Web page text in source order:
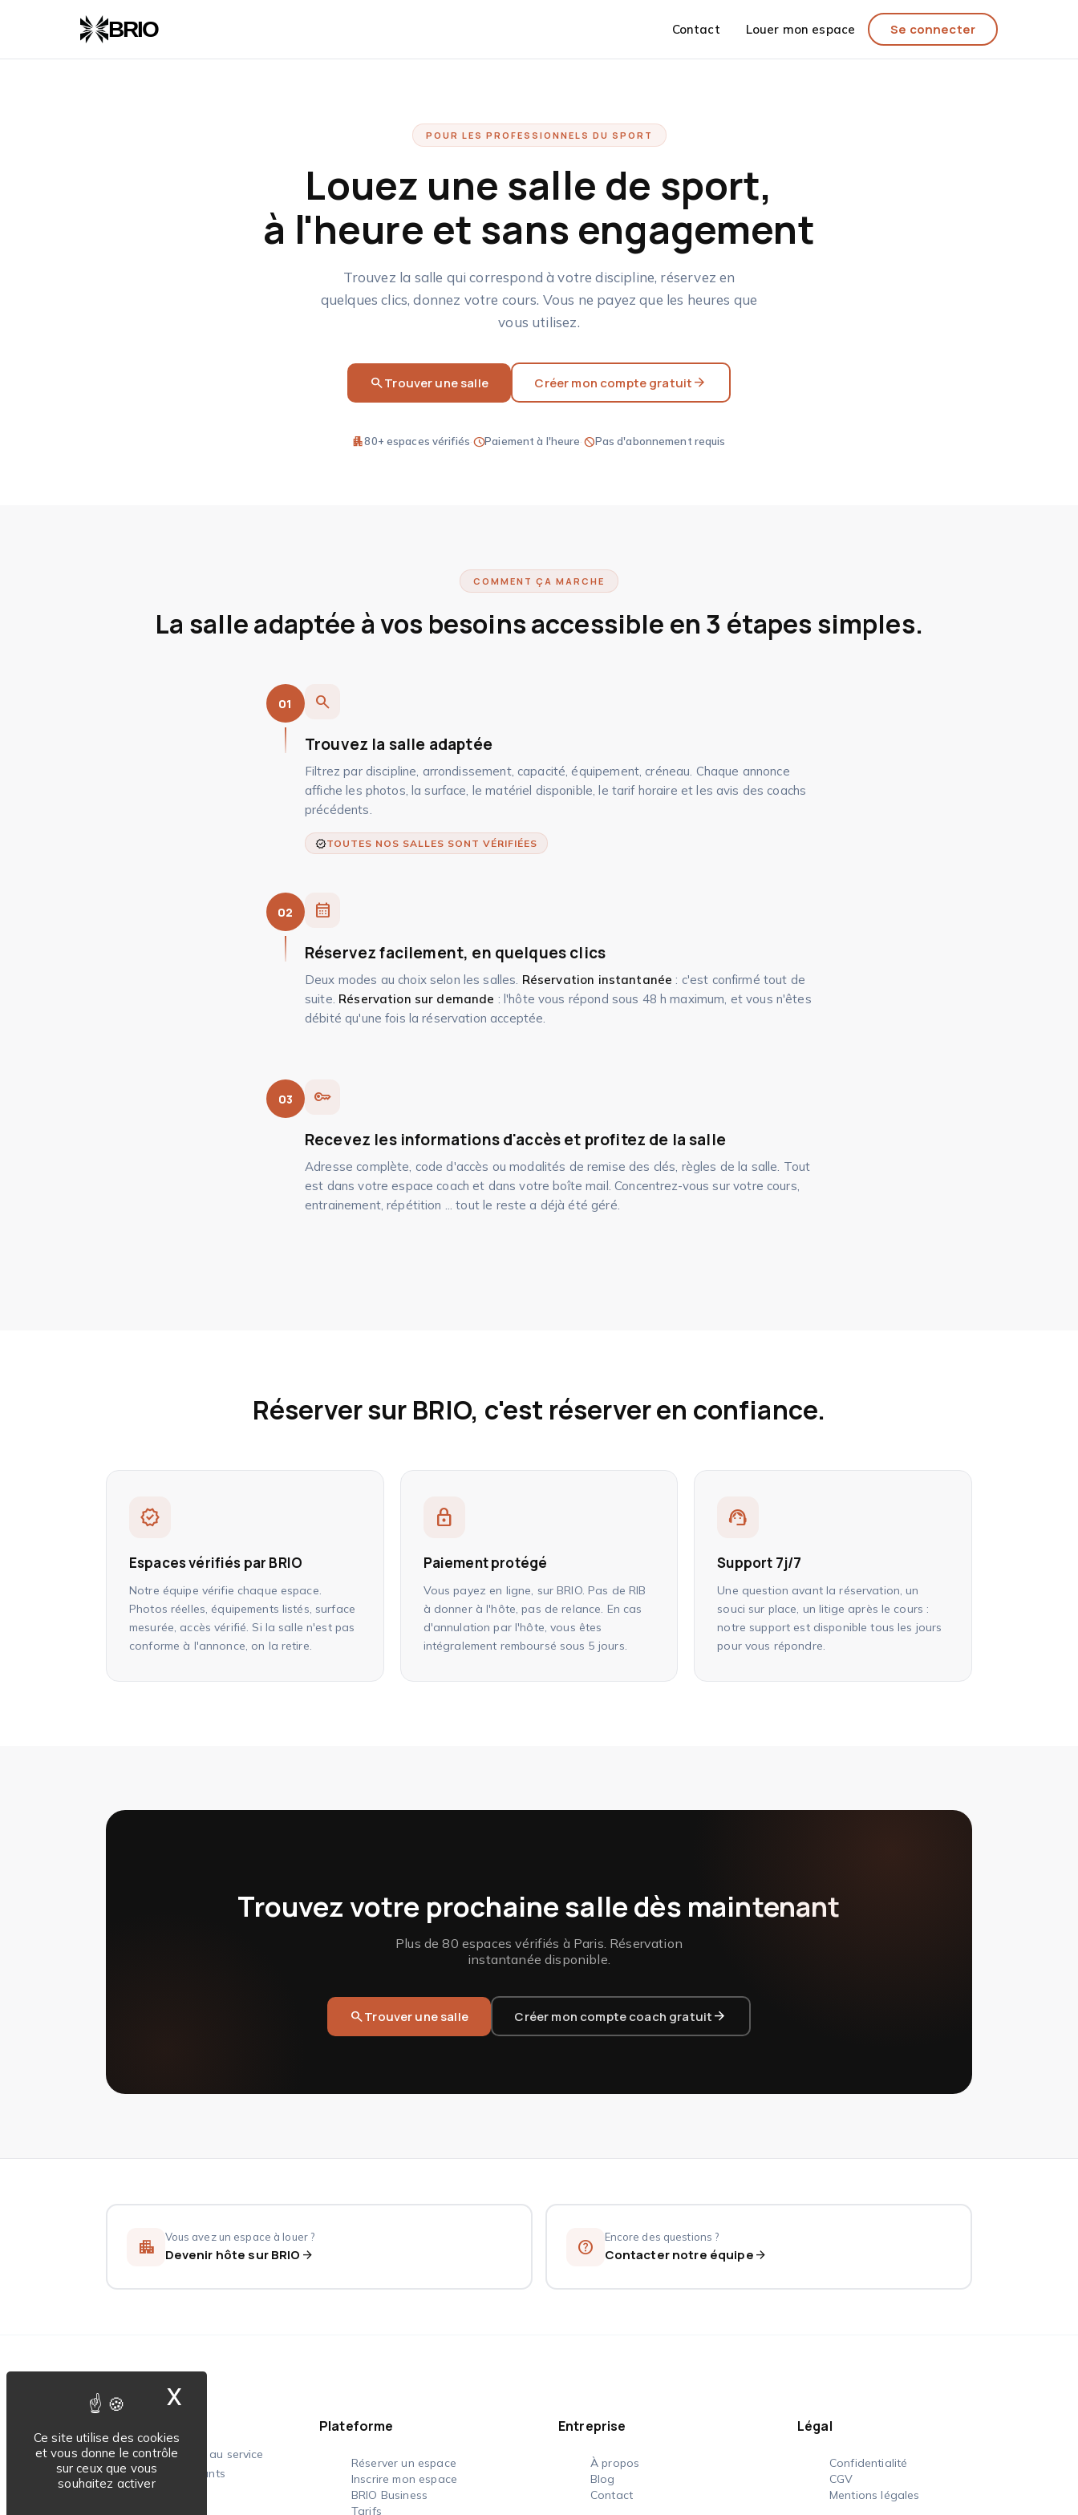
Ce site utilise des cookies
et vous donne le contrôle
sur ceux que vous
souhaitez activer
XMasquer le bandeau des cookies
BRIO Contact Louer mon espace Se connecter
POUR LES PROFESSIONNELS DU SPORT
Louez une salle de sport,
à l'heure et sans engagement
Trouvez la salle qui correspond à votre discipline, réservez en
quelques clics, donnez votre cours. Vous ne payez que les heures que
vous utilisez.
searchTrouver une salle Créer mon compte gratuitarrow_forward
apartment80+ espaces vérifiés·schedulePaiement à l'heure·blockPas d'abonnement requis
COMMENT ÇA MARCHE
La salle adaptée à vos besoins accessible en 3 étapes simples.
01 search
Trouvez la salle adaptée
Filtrez par discipline, arrondissement, capacité, équipement, créneau. Chaque annonce
affiche les photos, la surface, le matériel disponible, le tarif horaire et les avis des coachs
précédents.
verifiedTOUTES NOS SALLES SONT VÉRIFIÉES
02 calendar_month
Réservez facilement, en quelques clics
Deux modes au choix selon les salles. Réservation instantanée : c'est confirmé tout de
suite. Réservation sur demande : l'hôte vous répond sous 48 h maximum, et vous n'êtes
débité qu'une fois la réservation acceptée.
03 key
Recevez les informations d'accès et profitez de la salle
Adresse complète, code d'accès ou modalités de remise des clés, règles de la salle. Tout
est dans votre espace coach et dans votre boîte mail. Concentrez-vous sur votre cours,
entrainement, répétition ... tout le reste a déjà été géré.
Réserver sur BRIO, c'est réserver en confiance.
verified
Espaces vérifiés par BRIO
Notre équipe vérifie chaque espace.
Photos réelles, équipements listés, surface
mesurée, accès vérifié. Si la salle n'est pas
conforme à l'annonce, on la retire.
lock
Paiement protégé
Vous payez en ligne, sur BRIO. Pas de RIB
à donner à l'hôte, pas de relance. En cas
d'annulation par l'hôte, vous êtes
intégralement remboursé sous 5 jours.
support_agent
Support 7j/7
Une question avant la réservation, un
souci sur place, un litige après le cours :
notre support est disponible tous les jours
pour vous répondre.
Trouvez votre prochaine salle dès maintenant
Plus de 80 espaces vérifiés à Paris. Réservation
instantanée disponible.
searchTrouver une salle Créer mon compte coach gratuitarrow_forward
apartment Vous avez un espace à louer ?
Devenir hôte sur BRIO arrow_forward help_outline Encore des questions ?
Contacter notre équipe arrow_forward
BRIO
La plateforme complète au service
des sportifs et des gérants
Plateforme
Réserver un espace
Inscrire mon espace
BRIO Business
Tarifs
Entreprise
À propos
Blog
Contact
Légal
Confidentialité
CGV
Mentions légales